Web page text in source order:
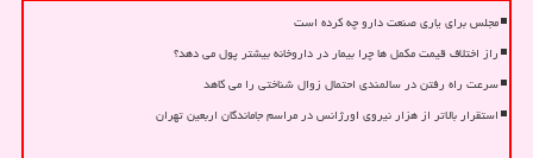
مجلس برای یاری صنعت دارو چه کرده است
راز اختلاف قیمت مکمل ها چرا بیمار در داروخانه بیشتر پول می دهد؟
سرعت راه رفتن در سالمندی احتمال زوال شناختی را می کاهد
استقرار بالاتر از هزار نیروی اورژانس در مراسم جاماندگان اربعین تهران